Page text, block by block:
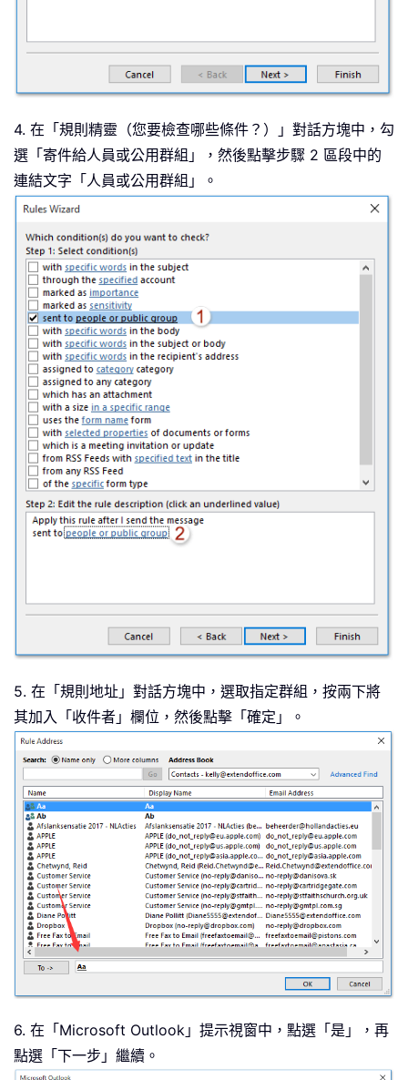
4. 在「規則精靈（您要檢查哪些條件？）」對話方塊中，勾
選「寄件給人員或公用群組」，然後點擊步驟 2 區段中的
連結文字「人員或公用群組」。
5. 在「規則地址」對話方塊中，選取指定群組，按兩下將
其加入「收件者」欄位，然後點擊「確定」。
6. 在「Microsoft Outlook」提示視窗中，點選「是」，再
點選「下一步」繼續。